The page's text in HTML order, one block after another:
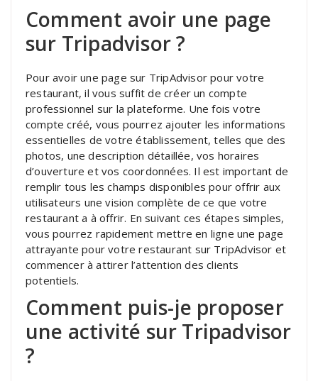
Comment avoir une page
sur Tripadvisor ?
Pour avoir une page sur TripAdvisor pour votre
restaurant, il vous suffit de créer un compte
professionnel sur la plateforme. Une fois votre
compte créé, vous pourrez ajouter les informations
essentielles de votre établissement, telles que des
photos, une description détaillée, vos horaires
d’ouverture et vos coordonnées. Il est important de
remplir tous les champs disponibles pour offrir aux
utilisateurs une vision complète de ce que votre
restaurant a à offrir. En suivant ces étapes simples,
vous pourrez rapidement mettre en ligne une page
attrayante pour votre restaurant sur TripAdvisor et
commencer à attirer l’attention des clients
potentiels.
Comment puis-je proposer
une activité sur Tripadvisor
?